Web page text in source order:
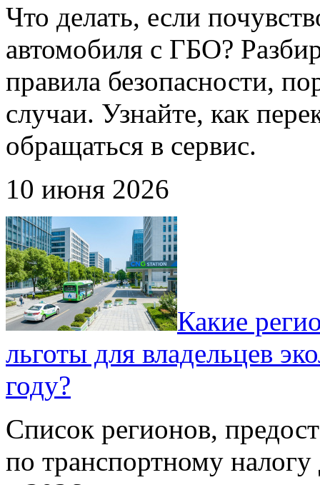
Что делать, если
автомобиля с ГБО?
правила безопасности,
случаи. Узнайте, как
обращаться в сервис.
10 июня 2026
Какие
льготы для владельцев
году?
Список регионов,
по транспортному налогу